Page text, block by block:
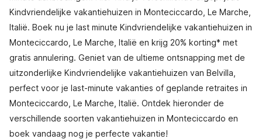
Kindvriendelijke vakantiehuizen in Monteciccardo, Le Marche,
Italië. Boek nu je last minute Kindvriendelijke vakantiehuizen in
Monteciccardo, Le Marche, Italië en krijg 20% korting* met
gratis annulering. Geniet van de ultieme ontsnapping met de
uitzonderlijke Kindvriendelijke vakantiehuizen van Belvilla,
perfect voor je last-minute vakanties of geplande retraites in
Monteciccardo, Le Marche, Italië. Ontdek hieronder de
verschillende soorten vakantiehuizen in Monteciccardo en
boek vandaag nog je perfecte vakantie!